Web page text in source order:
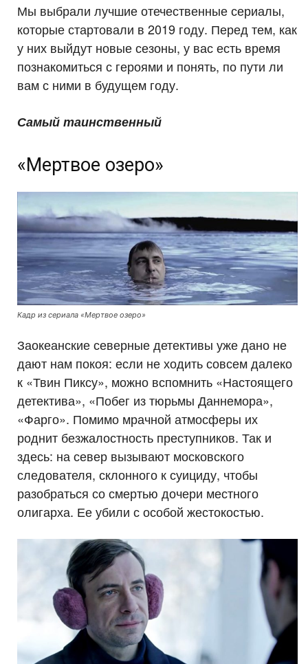
Мы выбрали лучшие отечественные сериалы,
которые стартовали в 2019 году. Перед тем, как
у них выйдут новые сезоны, у вас есть время
познакомиться с героями и понять, по пути ли
вам с ними в будущем году.
Самый таинственный
«Мертвое озеро»
Кадр из сериала «Мертвое озеро»
Заокеанские северные детективы уже дано не
дают нам покоя: если не ходить совсем далеко
к «Твин Пиксу», можно вспомнить «Настоящего
детектива», «Побег из тюрьмы Даннемора»,
«Фарго». Помимо мрачной атмосферы их
роднит безжалостность преступников. Так и
здесь: на север вызывают московского
следователя, склонного к суициду, чтобы
разобраться со смертью дочери местного
олигарха. Ее убили с особой жестокостью.